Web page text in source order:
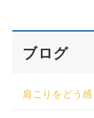
ブログ
肩こりをどう